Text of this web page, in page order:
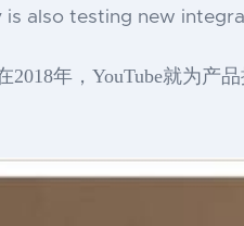
also testing new
2018年，YouTube就为